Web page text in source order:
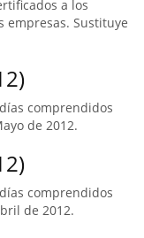
a los
empresas. Sustituye
comprendidos
de 2012.
comprendidos
de 2012.